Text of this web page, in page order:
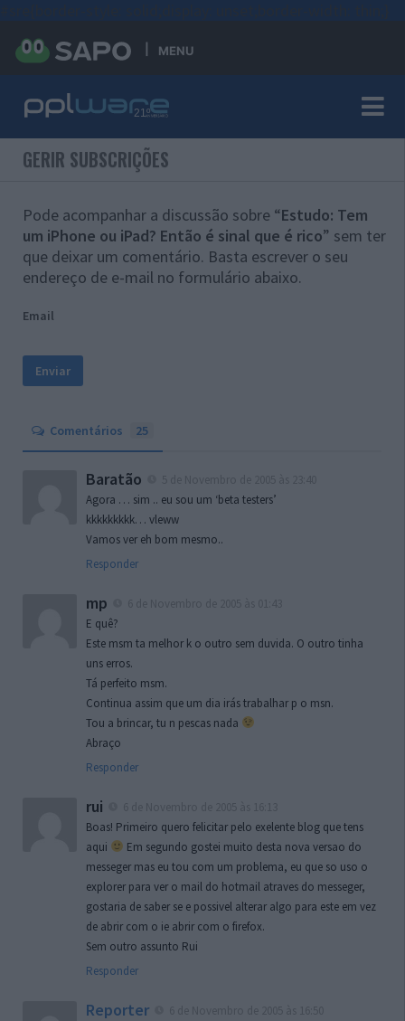
MENU
GERIR SUBSCRIÇÕES
Pode acompanhar a discussão sobre “Estudo: Tem
um iPhone ou iPad? Então é sinal que é rico” sem ter
que deixar um comentário. Basta escrever o seu
endereço de e-mail no formulário abaixo.
Email
Comentários 25
Baratão
Agora … sim .. eu sou um ‘beta testers’
kkkkkkkkk… vleww
Vamos ver eh bom mesmo..
Responder
mp
E quê?
Este msm ta melhor k o outro sem duvida. O outro tinha
uns erros.
Tá perfeito msm.
Continua assim que um dia irás trabalhar p o msn.
Tou a brincar, tu n pescas nada
Abraço
Responder
rui
Boas! Primeiro quero felicitar pelo exelente blog que tens
aqui
Em segundo gostei muito desta nova versao do
messeger mas eu tou com um problema, eu que so uso o
explorer para ver o mail do hotmail atraves do messeger,
gostaria de saber se e possivel alterar algo para este em vez
de abrir com o ie abrir com o firefox.
Sem outro assunto Rui
Responder
Reporter